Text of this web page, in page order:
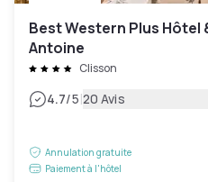
Best Western Plus Hôtel
Antoine
Clisson
4.7/5|20 Avis
Annulation gratuite
Paiement à l'hôtel